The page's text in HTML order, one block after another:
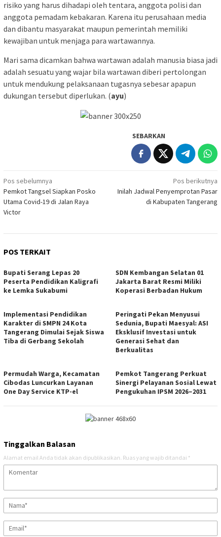
risiko yang harus dihadapi oleh tentara, anggota polisi dan
anggota pemadam kebakaran. Karena itu perusahaan media
dan dibantu masyarakat maupun pemerintah memiliki
kewajiban untuk menjaga para wartawannya.
Mari sama dicamkan bahwa wartawan adalah manusia biasa jadi
adalah sesuatu yang wajar bila wartawan diberi pertolongan
untuk mendukung pelaksanaan tugasnya sebesar apapun
dukungan tersebut diperlukan. (ayu)
SEBARKAN
Navigasi
pos
Pos sebelumnya
Pemkot Tangsel Siapkan Posko
Utama Covid-19 di Jalan Raya
Victor
Pos berikutnya
Inilah Jadwal Penyemprotan Pasar
di Kabupaten Tangerang
POS TERKAIT
Bupati Serang Lepas 20
Peserta Pendidikan Kaligrafi
ke Lemka Sukabumi
SDN Kembangan Selatan 01
Jakarta Barat Resmi Miliki
Koperasi Berbadan Hukum
Implementasi Pendidikan
Karakter di SMPN 24 Kota
Tangerang Dimulai Sejak Siswa
Tiba di Gerbang Sekolah
Peringati Pekan Menyusui
Sedunia, Bupati Maesyal: ASI
Eksklusif Investasi untuk
Generasi Sehat dan
Berkualitas
Permudah Warga, Kecamatan
Cibodas Luncurkan Layanan
One Day Service KTP-el
Pemkot Tangerang Perkuat
Sinergi Pelayanan Sosial Lewat
Pengukuhan IPSM 2026–2031
Tinggalkan Balasan
Alamat email Anda tidak akan dipublikasikan. Ruas yang wajib ditandai *